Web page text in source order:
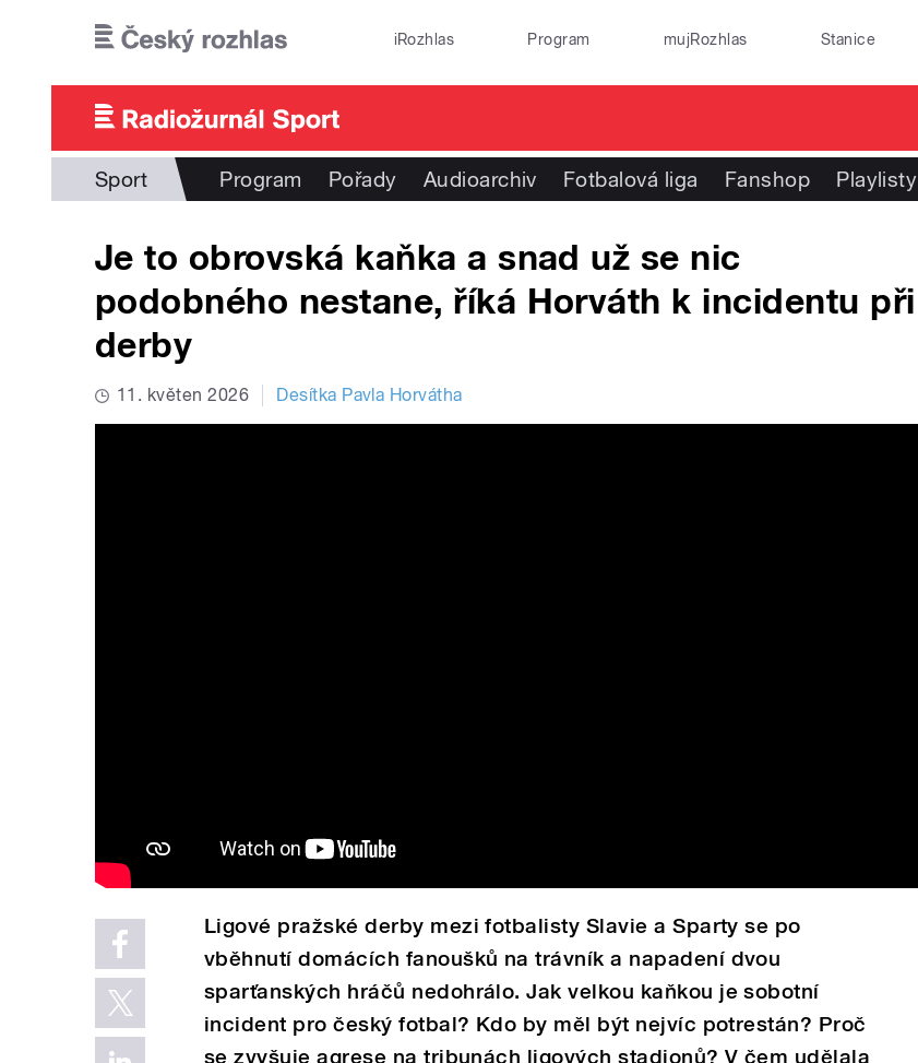
iRozhlas Program mujRozhlas Stanice
Sport Program Pořady Audioarchiv Fotbalová liga Fanshop Playlisty
Je to obrovská kaňka a snad už se nic
podobného nestane, říká Horváth k incidentu při
derby
11. květen 2026 Desítka Pavla Horvátha
Ligové pražské derby mezi fotbalisty Slavie a Sparty se po
vběhnutí domácích fanoušků na trávník a napadení dvou
sparťanských hráčů nedohrálo. Jak velkou kaňkou je sobotní
incident pro český fotbal? Kdo by měl být nejvíc potrestán? Proč
se zvyšuje agrese na tribunách ligových stadionů? V čem udělala